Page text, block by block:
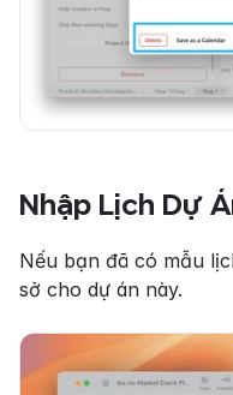
Nhập Lịch Dự
Nếu bạn đã có mẫu
sở cho dự án này.